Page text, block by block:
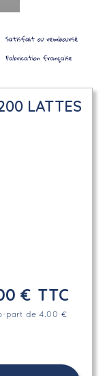
LATTES
€ TTC
part de 4.00 €